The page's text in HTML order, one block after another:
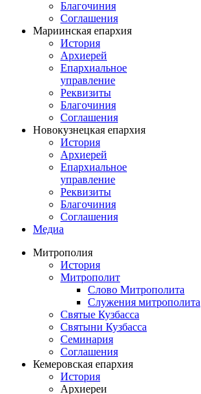
Благочиния
Соглашения
Мариинская епархия
История
Архиерей
Епархиальное
управление
Реквизиты
Благочиния
Соглашения
Новокузнецкая епархия
История
Архиерей
Епархиальное
управление
Реквизиты
Благочиния
Соглашения
Медиа
Митрополия
История
Митрополит
Слово Митрополита
Служения митрополита
Святые Кузбасса
Святыни Кузбасса
Семинария
Соглашения
Кемеровская епархия
История
Архиереи